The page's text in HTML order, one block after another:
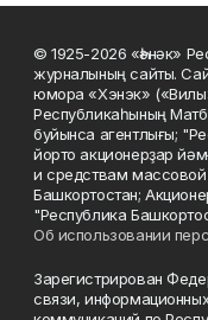
© 1925-2026 «Һәнәк»
журналының сайты.
юмора «Хэнэк»
Республикаһының
буйынса агентлығы;
йорто акционерҙар
и средствам
Башкортостан;
"Республика
Об использовании
Зарегистрирован
связи,